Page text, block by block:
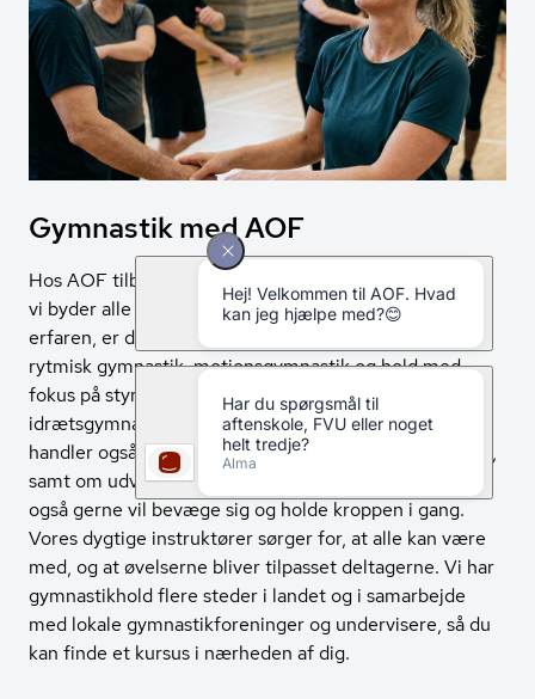
Gymnastik med AOF
Hos AOF tilbyder vi en bred vifte af gymnastikhold og
vi byder alle velkommen. Uanset om du er ny eller
erfaren, er der hold, der passer til dig. Vi tilbyder både
rytmisk gymnastik, motionsgymnastik og hold med
fokus på styrke og smidighed. Gymnastik, herunder
idrætsgymnastik, handler ikke kun om træning – det
handler også om organiseret fællesskab og bevægelse,
samt om udvikling . På vores hold møder du andre, der
også gerne vil bevæge sig og holde kroppen i gang.
Vores dygtige instruktører sørger for, at alle kan være
med, og at øvelserne bliver tilpasset deltagerne. Vi har
gymnastikhold flere steder i landet og i samarbejde
med lokale gymnastikforeninger og undervisere, så du
kan finde et kursus i nærheden af dig.